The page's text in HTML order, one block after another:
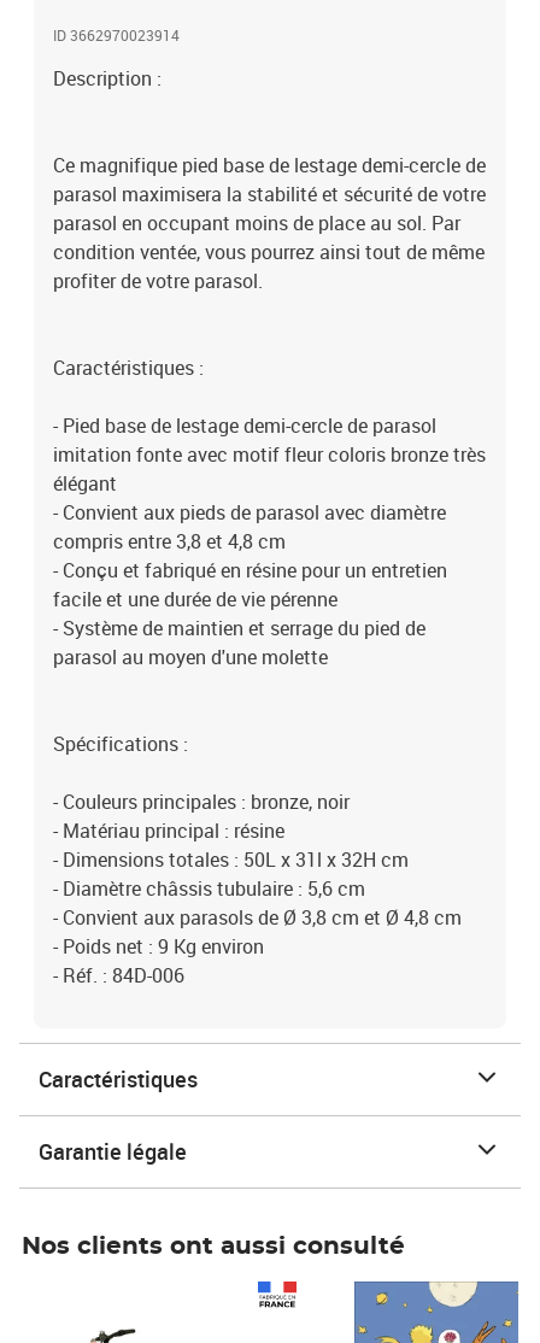
ID 3662970023914
Description :
Ce magnifique pied base de lestage demi-cercle de
parasol maximisera la stabilité et sécurité de votre
parasol en occupant moins de place au sol. Par
condition ventée, vous pourrez ainsi tout de même
profiter de votre parasol.
Caractéristiques :
- Pied base de lestage demi-cercle de parasol
imitation fonte avec motif fleur coloris bronze très
élégant
- Convient aux pieds de parasol avec diamètre
compris entre 3,8 et 4,8 cm
- Conçu et fabriqué en résine pour un entretien
facile et une durée de vie pérenne
- Système de maintien et serrage du pied de
parasol au moyen d'une molette
Spécifications :
- Couleurs principales : bronze, noir
- Matériau principal : résine
- Dimensions totales : 50L x 31l x 32H cm
- Diamètre châssis tubulaire : 5,6 cm
- Convient aux parasols de Ø 3,8 cm et Ø 4,8 cm
- Poids net : 9 Kg environ
- Réf. : 84D-006
Caractéristiques
Garantie légale
Nos clients ont aussi consulté
Prix 7,50€